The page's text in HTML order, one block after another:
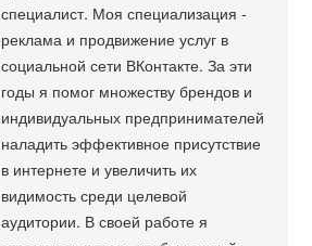
специалист. Моя специализация -
реклама и продвижение услуг в
социальной сети ВКонтакте. За эти
годы я помог множеству брендов и
индивидуальных предпринимателей
наладить эффективное присутствие
в интернете и увеличить их
видимость среди целевой
аудитории. В своей работе я